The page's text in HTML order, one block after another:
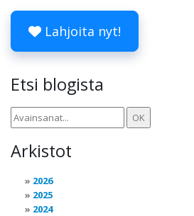
Lahjoita nyt!
Etsi blogista
Arkistot
2026
2025
2024